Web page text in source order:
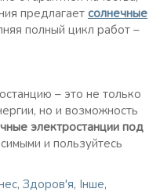
предлагает солнечные
полный цикл работ –
– это не только
но и возможность
электростанции под
и пользуйтесь
, Здоров'я, Інше,